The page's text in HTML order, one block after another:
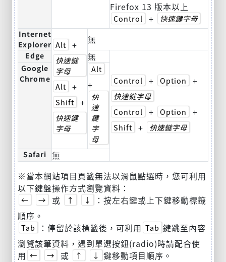
Firefox 13 版本以上
Control + 快速鍵字母
Internet
Explorer Alt +
快速鍵
字母
Alt
+
Shift +
快速鍵
字母
無
Edge 無
Control + Option +
快速鍵字母
Control
+ Option +
Shift + 快速鍵字母
Google
Chrome
Alt
+
快
速
鍵
字
母
Safari
無
※當本網站項目頁籤無法以滑鼠點選時，您可利用
以下鍵盤操作方式瀏覽資料：
← → 或 ↑ ↓
：按左右鍵或上下鍵移動標籤
順序。
Tab ：停留於該標籤後，可利用 Tab 鍵跳至內容
瀏覽該筆資料，遇到單選按鈕(radio)時請配合使
用 ← → 或 ↑ ↓ 鍵移動項目順序。